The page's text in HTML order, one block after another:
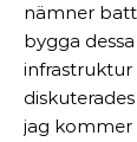
nämner
bygga
infrastruktur
jag kommer